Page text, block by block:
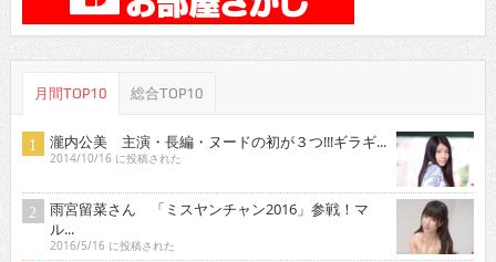
月間TOP10 総合TOP10
瀧内公美 主演・長編・ヌードの初が３つ!!!ギラギ...
2014/10/16 に投稿された
雨宮留菜さん 「ミスヤンチャン2016」参戦！マ
ル...
2016/5/16 に投稿された